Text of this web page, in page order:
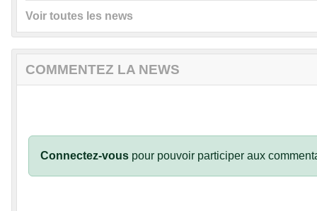
Voir toutes les news
COMMENTEZ LA NEWS
Connectez-vous pour pouvoir participer aux